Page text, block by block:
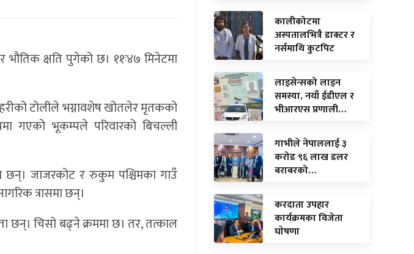
क्षति पुगेको छ। ११ः४७ मिनेटमा
टोलीले भग्नावशेष खोतलेर मृतकको
गएको भूकम्पले परिवारको बिचल्ली
जाजरकोट र रुकुम पश्चिमका गाउँ
त्रासमा छन्।
छन्। चिसो बढ्ने क्रममा छ। तर, तत्काल
कालीकोटमा
अस्पतालभित्रै डाक्टर र
नर्समाथि कुटपिट
लाइसेन्सको लाइन
समस्या, नयाँ ईडीएल र
भीआरएस प्रणाली…
गाभीले नेपाललाई ३
करोड ९६ लाख डलर
बराबरको…
करदाता उपहार
कार्यक्रमका विजेता
घाेषणा